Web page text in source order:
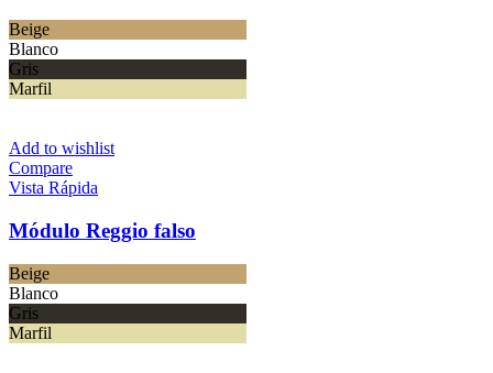
Beige
Blanco
Gris
Marfil
Add to wishlist
Compare
Vista Rápida
Módulo Reggio falso
Beige
Blanco
Gris
Marfil